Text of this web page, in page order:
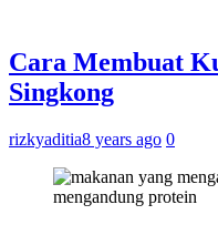
Cara Membuat
Singkong
rizkyaditia8 years ago 0
mengandung protein